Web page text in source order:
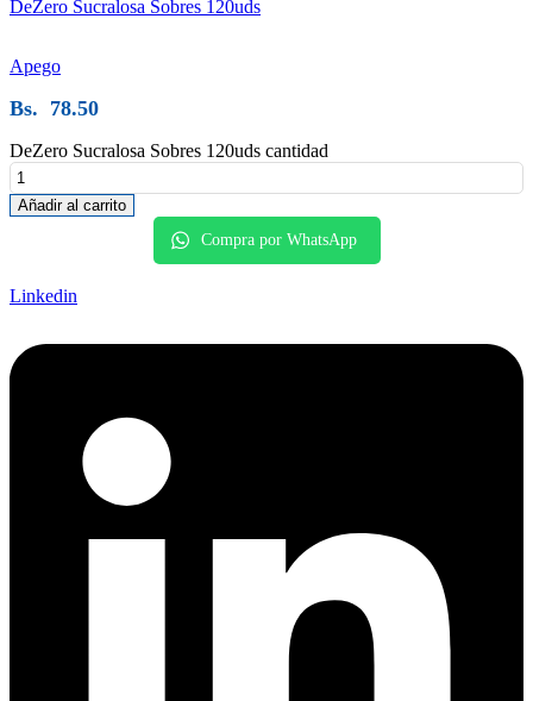
DeZero Sucralosa Sobres 120uds
Apego
Bs. 78.50
DeZero Sucralosa Sobres 120uds cantidad
Añadir al carrito
Compra por WhatsApp
Linkedin